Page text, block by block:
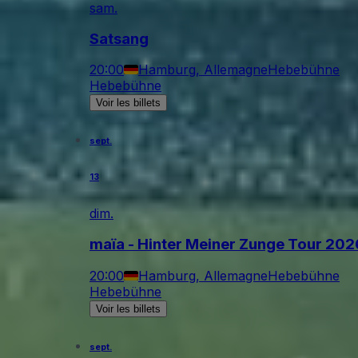
sam.
Satsang
20:00 Hamburg, AllemagneHebebühne
Hebebühne
Voir les billets
sept.
13
dim.
maïa - Hinter Meiner Zunge Tour
20:00 Hamburg, AllemagneHebebühne
Hebebühne
Voir les billets
sept.